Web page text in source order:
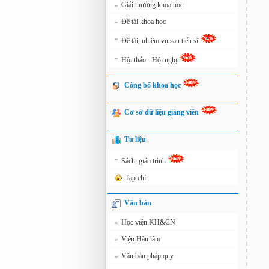
» Giải thưởng khoa học
» Đề tài khoa học
» Đề tài, nhiệm vụ sau tiến sĩ
» Hội thảo - Hội nghị
Công bố khoa học
Cơ sở dữ liệu giảng viên
Tư liệu
» Sách, giáo trình
Tạp chí
Văn bản
» Học viện KH&CN
» Viện Hàn lâm
» Văn bản pháp quy